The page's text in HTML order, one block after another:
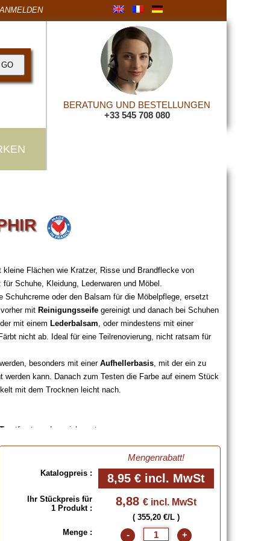
ANMELDEN
BERATUNG UND BESTELLUNGEN
+33 545 708 080
Flächen wie Kratzer, Risse und Brandflecke von
Schuhe, Kleidung, Lederwaren und Möbel.
Schuhcreme oder den Balsam für die Möbelpflege, ersetzt
mit Reinigungsseife gereinigt und danach bei Schuhen
mit einem Lederbalsam, oder mindestens mit einer
nicht ab. Ideal für eine Teilrenovierung, nicht ratsam für
besonders mit einer Aufhellerbasis, mit der ein zu
werden kann. Danach zum Testen die Farbe auf einem Stück
mit dem Trocknen leicht nach.
entfernt werden, siehe unten.
Hilfe des untenstehenden
Schaumgummi-Auftragekissens
Farbpalette klicken, oder das Farbmuster "Schuhleder"
Mengenrabatt!
Katalogpreis : 8,95 € incl. MwSt
Ihr Stückpreis für
1 Produkt :
8,88 € incl. MwSt
( 355,20 €/L )
Menge :
- +